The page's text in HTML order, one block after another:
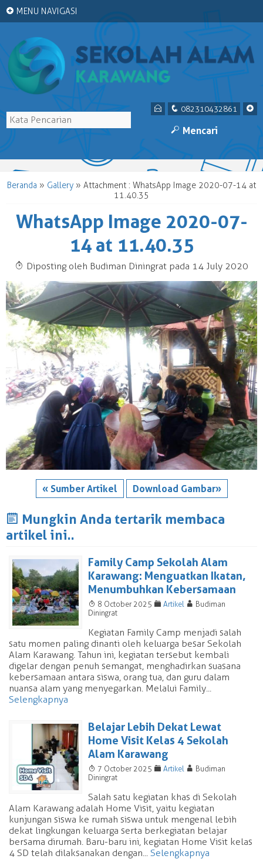
+ MENU NAVIGASI
+
q 082310432861
E
M Mencari
Beranda » Gallery » Attachment : WhatsApp Image 2020-07-14 at
11.40.35
WhatsApp Image 2020-07-
14 at 11.40.35
T Diposting oleh Budiman Diningrat pada 14 July 2020
« Sumber Artikel Download Gambar»
J Mungkin Anda tertarik membaca
artikel ini..
Family Camp Sekolah Alam
Karawang: Menguatkan Ikatan,
Menumbuhkan Kebersamaan
T 8 October 2025 F Artikel A Budiman
Diningrat
Kegiatan Family Camp menjadi salah
satu momen paling dinanti oleh keluarga besar Sekolah
Alam Karawang. Tahun ini, kegiatan tersebut kembali
digelar dengan penuh semangat, menghadirkan suasana
kebersamaan antara siswa, orang tua, dan guru dalam
nuansa alam yang menyegarkan. Melalui Family...
Selengkapnya
Belajar Lebih Dekat Lewat
Home Visit Kelas 4 Sekolah
Alam Karawang
T 7 October 2025 F Artikel A Budiman
Diningrat
Salah satu kegiatan khas di Sekolah
Alam Karawang adalah Home Visit, yaitu kegiatan
kunjungan siswa ke rumah siswa untuk mengenal lebih
dekat lingkungan keluarga serta berkegiatan belajar
bersama dirumah. Baru-baru ini, kegiatan Home Visit kelas
4 SD telah dilaksanakan dengan... Selengkapnya